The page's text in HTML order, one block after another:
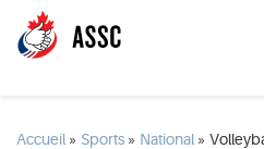
Accueil » Sports » National »